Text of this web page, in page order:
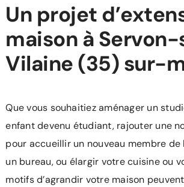
Un projet
maison à
Vilaine (35) sur-
Que vous souhaitiez aménager un
enfant devenu étudiant, rajouter une
pour accueillir un nouveau membre
un bureau, ou élargir votre cuisine ou
motifs d’agrandir votre maison